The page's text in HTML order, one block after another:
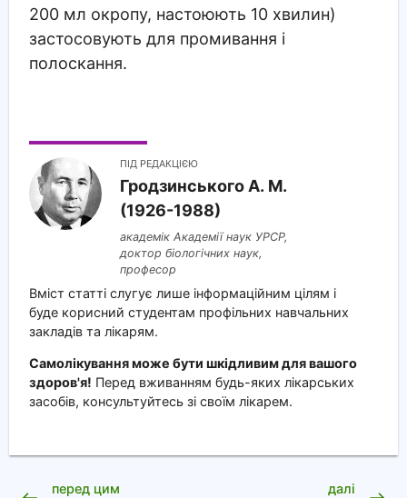
200 мл окропу, настоюють 10 хвилин)
застосовують для промивання і
полоскання.
Вміст статті слугує лише інформаційним цілям і
буде корисний студентам профільних навчальних
закладів та лікарям.
Самолікування може бути шкідливим для вашого
здоров'я! Перед вживанням будь-яких лікарських
засобів, консультуйтесь зі своїм лікарем.
ПІД РЕДАКЦІЄЮ
Гродзинського A. M.
(1926-1988)
академік Академії наук УРСР,
доктор біологічних наук,
професор
перед цим
далі